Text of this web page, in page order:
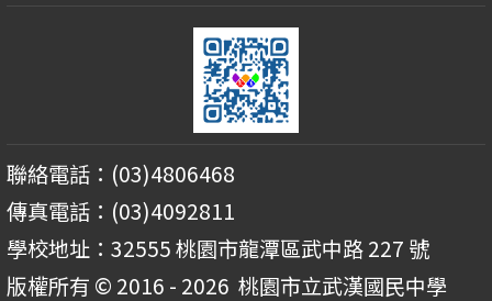
聯絡電話：(03)4806468
傳真電話：(03)4092811
學校地址：32555 桃園市龍潭區武中路 227 號
版權所有 © 2016 - 2026 桃園市立武漢國民中學